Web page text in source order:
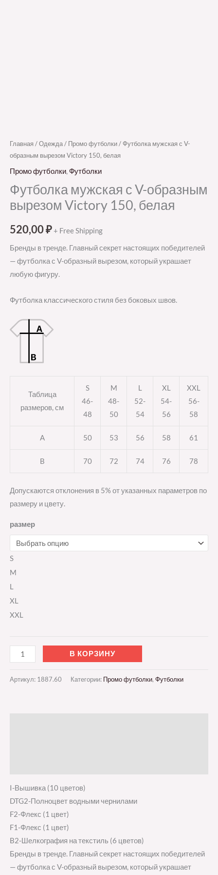
Главная /Одежда/ Промо футболки/ Футболка мужская с V-
образным вырезом Victory 150, белая
Промо футболки,Футболки
Футболка мужская с V-образным
вырезом Victory 150, белая
520,00₽+ Free Shipping
Бренды в тренде. Главный секрет настоящих победителей
— футболка с V-образный вырезом, который украшает
любую фигуру.
Футболка классического стиля без боковых швов.
Таблица
размеров, см
S
46-
48
M
48-
50
L
52-
54
XL
54-
56
XXL
56-
58
A 50 53 56 58 61
B 70 72 74 76 78
Допускаются отклонения в 5% от указанных параметров по
размеру и цвету.
размер
S
M
L
XL
XXL
В КОРЗИНУ
Артикул: 1887.60 Категории: Промо футболки, Футболки
I-Вышивка (10 цветов)
DTG2-Полноцвет водными чернилами
F2-Флекс (1 цвет)
F1-Флекс (1 цвет)
B2-Шелкография на текстиль (6 цветов)
Бренды в тренде. Главный секрет настоящих победителей
— футболка с V-образный вырезом, который украшает